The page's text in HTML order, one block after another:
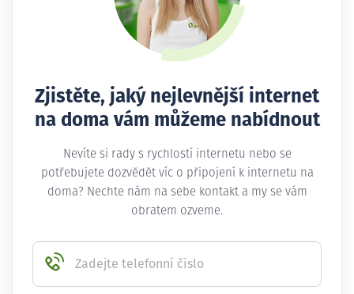
Zjistěte, jaký nejlevnější internet
na doma vám můžeme nabídnout
Nevíte si rady s rychlostí internetu nebo se
potřebujete dozvědět víc o připojení k internetu na
doma? Nechte nám na sebe kontakt a my se vám
obratem ozveme.
Zadejte telefonní číslo